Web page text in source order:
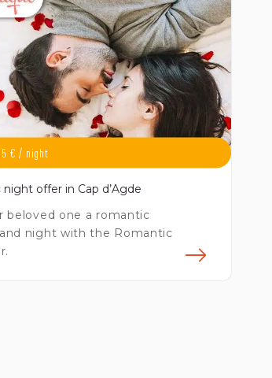
€ / night
offer in Cap d’Agde
beloved one a romantic
night with the Romantic